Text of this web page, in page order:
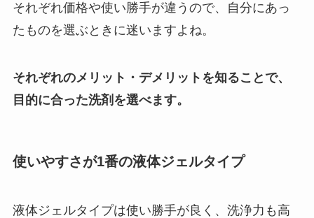
それぞれ価格や使い勝手が違うので、自分にあっ
たものを選ぶときに迷いますよね。
それぞれのメリット・デメリットを知ることで、
目的に合った洗剤を選べます。
使いやすさが1番の液体ジェルタイプ
液体ジェルタイプは使い勝手が良く、洗浄力も高